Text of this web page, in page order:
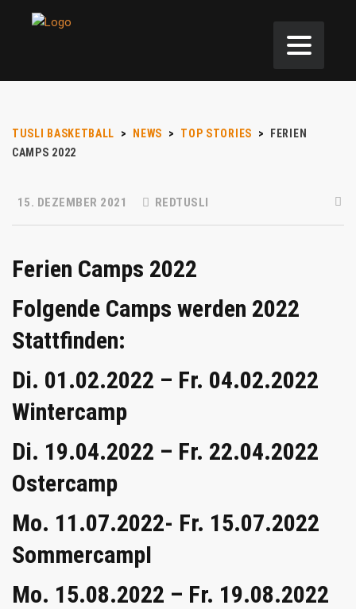
TUSLI BASKETBALL > NEWS > TOP STORIES >
FERIEN
CAMPS 2022
15. DEZEMBER 2021 REDTUSLI
Ferien Camps 2022
Folgende Camps werden 2022
Stattfinden:
Di. 01.02.2022 – Fr. 04.02.2022
Wintercamp
Di. 19.04.2022 – Fr. 22.04.2022
Ostercamp
Mo. 11.07.2022- Fr. 15.07.2022
SommercampI
Mo. 15.08.2022 – Fr. 19.08.2022